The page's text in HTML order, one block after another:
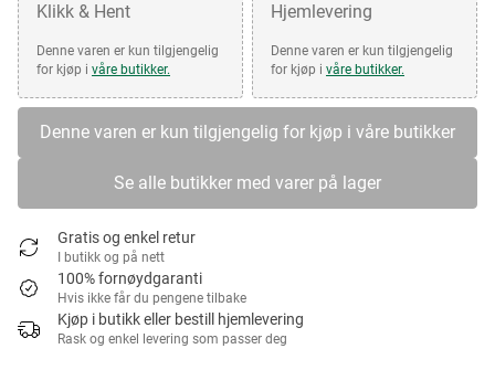
Klikk & Hent
Denne varen er kun tilgjengelig
for kjøp i våre butikker.
Hjemlevering
Denne varen er kun tilgjengelig
for kjøp i våre butikker.
Denne varen er kun tilgjengelig for kjøp i våre butikker
Se alle butikker med varer på lager
Gratis og enkel retur
I butikk og på nett
100% fornøydgaranti
Hvis ikke får du pengene tilbake
Kjøp i butikk eller bestill hjemlevering
Rask og enkel levering som passer deg